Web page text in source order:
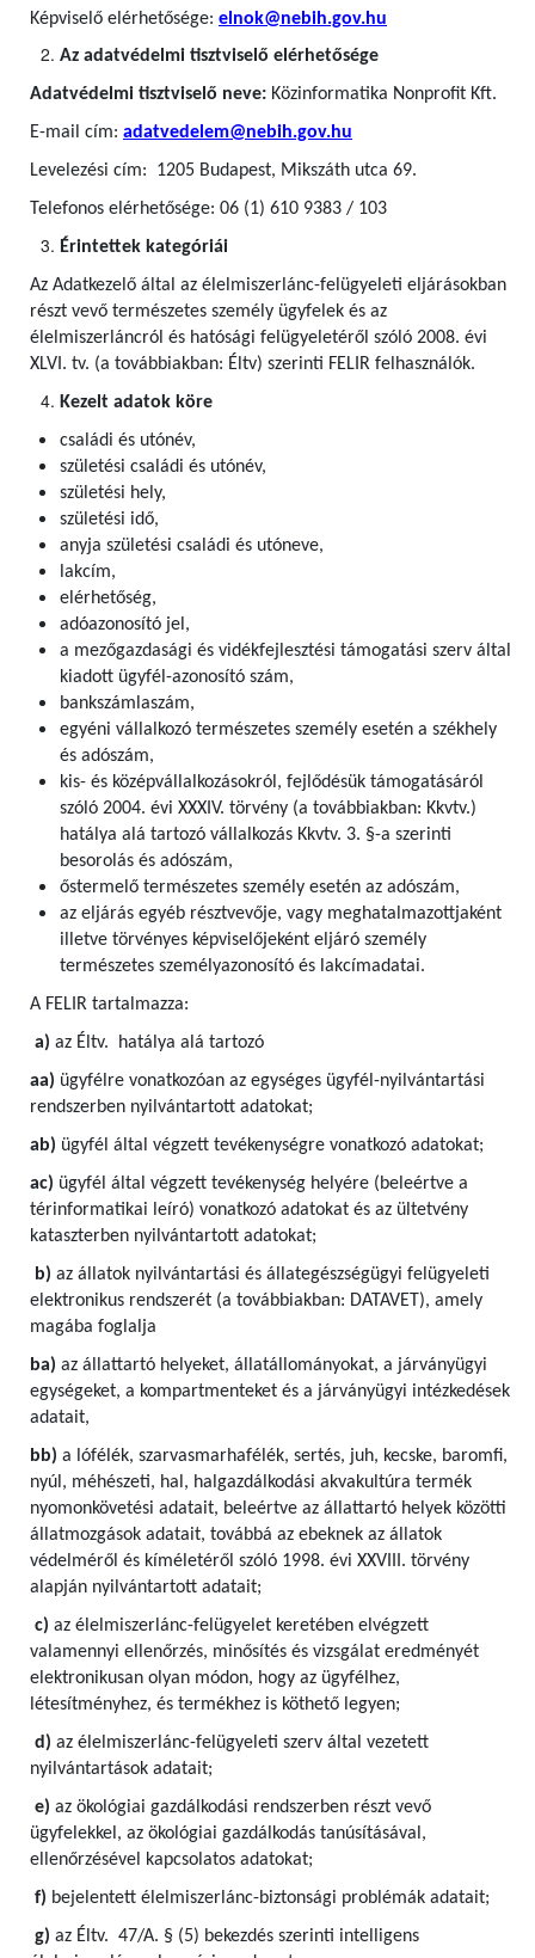
Képviselő elérhetősége: elnok@nebih.gov.hu
Az adatvédelmi tisztviselő elérhetősége
Adatvédelmi tisztviselő neve: Közinformatika Nonprofit Kft.
E-mail cím: adatvedelem@nebih.gov.hu
Levelezési cím: 1205 Budapest, Mikszáth utca 69.
Telefonos elérhetősége: 06 (1) 610 9383 / 103
Érintettek kategóriái
Az Adatkezelő által az élelmiszerlánc-felügyeleti eljárásokban
részt vevő természetes személy ügyfelek és az
élelmiszerláncról és hatósági felügyeletéről szóló 2008. évi
XLVI. tv. (a továbbiakban: Éltv) szerinti FELIR felhasználók.
Kezelt adatok köre
családi és utónév,
születési családi és utónév,
születési hely,
születési idő,
anyja születési családi és utóneve,
lakcím,
elérhetőség,
adóazonosító jel,
a mezőgazdasági és vidékfejlesztési támogatási szerv által
kiadott ügyfél-azonosító szám,
bankszámlaszám,
egyéni vállalkozó természetes személy esetén a székhely
és adószám,
kis- és középvállalkozásokról, fejlődésük támogatásáról
szóló 2004. évi XXXIV. törvény (a továbbiakban: Kkvtv.)
hatálya alá tartozó vállalkozás Kkvtv. 3. §-a szerinti
besorolás és adószám,
őstermelő természetes személy esetén az adószám,
az eljárás egyéb résztvevője, vagy meghatalmazottjaként
illetve törvényes képviselőjeként eljáró személy
természetes személyazonosító és lakcímadatai.
A FELIR tartalmazza:
a) az Éltv. hatálya alá tartozó
aa) ügyfélre vonatkozóan az egységes ügyfél-nyilvántartási
rendszerben nyilvántartott adatokat;
ab) ügyfél által végzett tevékenységre vonatkozó adatokat;
ac) ügyfél által végzett tevékenység helyére (beleértve a
térinformatikai leíró) vonatkozó adatokat és az ültetvény
kataszterben nyilvántartott adatokat;
b) az állatok nyilvántartási és állategészségügyi felügyeleti
elektronikus rendszerét (a továbbiakban: DATAVET), amely
magába foglalja
ba) az állattartó helyeket, állatállományokat, a járványügyi
egységeket, a kompartmenteket és a járványügyi intézkedések
adatait,
bb) a lófélék, szarvasmarhafélék, sertés, juh, kecske, baromfi,
nyúl, méhészeti, hal, halgazdálkodási akvakultúra termék
nyomonkövetési adatait, beleértve az állattartó helyek közötti
állatmozgások adatait, továbbá az ebeknek az állatok
védelméről és kíméletéről szóló 1998. évi XXVIII. törvény
alapján nyilvántartott adatait;
c) az élelmiszerlánc-felügyelet keretében elvégzett
valamennyi ellenőrzés, minősítés és vizsgálat eredményét
elektronikusan olyan módon, hogy az ügyfélhez,
létesítményhez, és termékhez is köthető legyen;
d) az élelmiszerlánc-felügyeleti szerv által vezetett
nyilvántartások adatait;
e) az ökológiai gazdálkodási rendszerben részt vevő
ügyfelekkel, az ökológiai gazdálkodás tanúsításával,
ellenőrzésével kapcsolatos adatokat;
f) bejelentett élelmiszerlánc-biztonsági problémák adatait;
g) az Éltv. 47/A. § (5) bekezdés szerinti intelligens